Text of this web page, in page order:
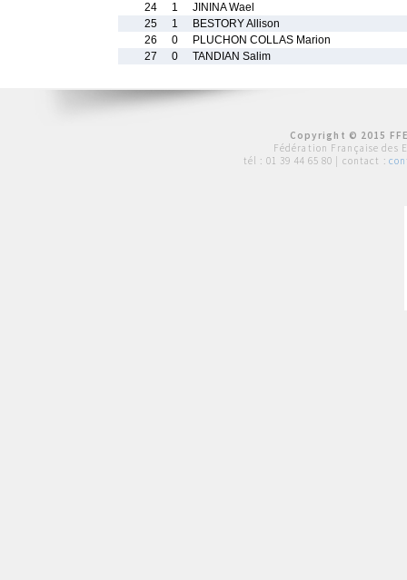
24
1
JININA Wael
25
1
BESTORY Allison
26
0
PLUCHON COLLAS Marion
27
0 TANDIAN Salim
Copyright © 2015
Fédération Française des
tél : 01 39 44 65 80 | contact :